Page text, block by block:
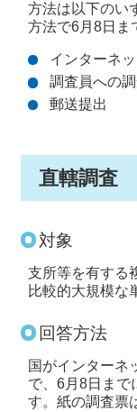
方法は以下のい
方法で6月8日ま
インターネ
調査員への
郵送提出
直轄調査
対象
支所等を有する
比較的大規模な
回答方法
国がインターネ
で、6月8日まで
す。紙の調査票